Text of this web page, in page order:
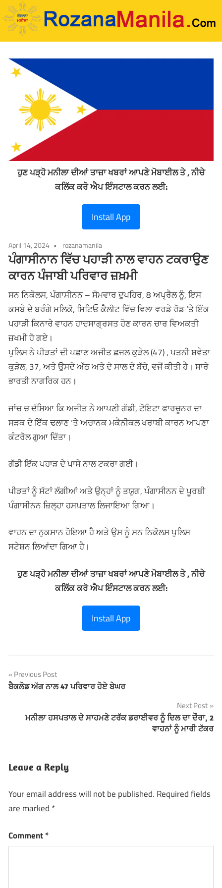
Skip
to
content
ਹੁਣ ਪੜ੍ਹੋ ਮਨੀਲਾ ਦੀਆਂ ਤਾਜ਼ਾ ਖਬਰਾਂ ਆਪਣੇ ਮੋਬਾਈਲ ਤੇ , ਨੀਚੇ
ਕਲਿੱਕ ਕਰੋ ਐਪ ਇੰਸਟਾਲ ਕਰਨ ਲਈ:
Install App
April 14, 2024 rozanamanila
ਪੰਗਾਸੀਨਾਨ ਵਿੱਚ ਪਹਾੜੀ ਨਾਲ ਵਾਹਨ ਟਕਰਾਉਣ
ਕਾਰਨ ਪੰਜਾਬੀ ਪਰਿਵਾਰ ਜ਼ਖ਼ਮੀ
ਸਨ ਨਿਕੋਲਸ, ਪੰਗਾਸੀਨਨ – ਸੋਮਵਾਰ ਦੁਪਹਿਰ, 8 ਅਪ੍ਰੈਲ ਨੂੰ, ਇਸ
ਕਸਬੇ ਦੇ ਬਰੰਗੇ ਮਲਿਕੋ, ਸਿਟਿਓ ਕੈਲੀਟ ਵਿੱਚ ਵਿਲਾ ਵਰਡੇ ਰੋਡ ‘ਤੇ ਇੱਕ
ਪਹਾੜੀ ਕਿਨਾਰੇ ਵਾਹਨ ਹਾਦਸਾਗ੍ਰਸਤ ਹੋਣ ਕਾਰਨ ਚਾਰ ਵਿਅਕਤੀ
ਜ਼ਖਮੀ ਹੋ ਗਏ।
ਪੁਲਿਸ ਨੇ ਪੀੜਤਾਂ ਦੀ ਪਛਾਣ ਅਜੀਤ ਛਜਲ ਕੁੜੇਲ (47) , ਪਤਨੀ ਸ਼ਵੇਤਾ
ਕੁੜੇਲ, 37, ਅਤੇ ਉਸਦੇ ਅੱਠ ਅਤੇ ਦੋ ਸਾਲ ਦੇ ਬੱਚੇ, ਵਜੋਂ ਕੀਤੀ ਹੈ। ਸਾਰੇ
ਭਾਰਤੀ ਨਾਗਰਿਕ ਹਨ।
ਜਾਂਚ ਚ ਦੱਸਿਆ ਕਿ ਅਜੀਤ ਨੇ ਆਪਣੀ ਗੱਡੀ, ਟੋਇਟਾ ਫਾਰਚੂਨਰ ਦਾ
ਸੜਕ ਦੇ ਇੱਕ ਢਲਾਣ ‘ਤੇ ਅਚਾਨਕ ਮਕੈਨੀਕਲ ਖਰਾਬੀ ਕਾਰਨ ਆਪਣਾ
ਕੰਟਰੋਲ ਗੁਆ ਦਿੱਤਾ।
ਗੱਡੀ ਇੱਕ ਪਹਾੜ ਦੇ ਪਾਸੇ ਨਾਲ ਟਕਰਾ ਗਈ।
ਪੀੜਤਾਂ ਨੂੰ ਸੱਟਾਂ ਲੱਗੀਆਂ ਅਤੇ ਉਨ੍ਹਾਂ ਨੂੰ ਤਯੁਗ, ਪੰਗਾਸੀਨਨ ਦੇ ਪੂਰਬੀ
ਪੰਗਾਸੀਨਨ ਜ਼ਿਲ੍ਹਾ ਹਸਪਤਾਲ ਲਿਜਾਇਆ ਗਿਆ।
ਵਾਹਨ ਦਾ ਨੁਕਸਾਨ ਹੋਇਆ ਹੈ ਅਤੇ ਉਸ ਨੂੰ ਸਨ ਨਿਕੋਲਸ ਪੁਲਿਸ
ਸਟੇਸ਼ਨ ਲਿਆਂਦਾ ਗਿਆ ਹੈ।
ਹੁਣ ਪੜ੍ਹੋ ਮਨੀਲਾ ਦੀਆਂ ਤਾਜ਼ਾ ਖਬਰਾਂ ਆਪਣੇ ਮੋਬਾਈਲ ਤੇ , ਨੀਚੇ
ਕਲਿੱਕ ਕਰੋ ਐਪ ਇੰਸਟਾਲ ਕਰਨ ਲਈ:
Install App
Post
navigation
Previous Post
ਬੈਕਲੋਡ ਅੱਗ ਨਾਲ 47 ਪਰਿਵਾਰ ਹੋਏ ਬੇਘਰ
Next Post
ਮਨੀਲਾ ਹਸਪਤਾਲ ਦੇ ਸਾਹਮਣੇ ਟਰੱਕ ਡਰਾਈਵਰ ਨੂੰ ਦਿਲ ਦਾ ਦੌਰਾ, 2
ਵਾਹਨਾਂ ਨੂੰ ਮਾਰੀ ਟੱਕਰ
Leave a Reply
Your email address will not be published. Required fields
are marked *
Comment*